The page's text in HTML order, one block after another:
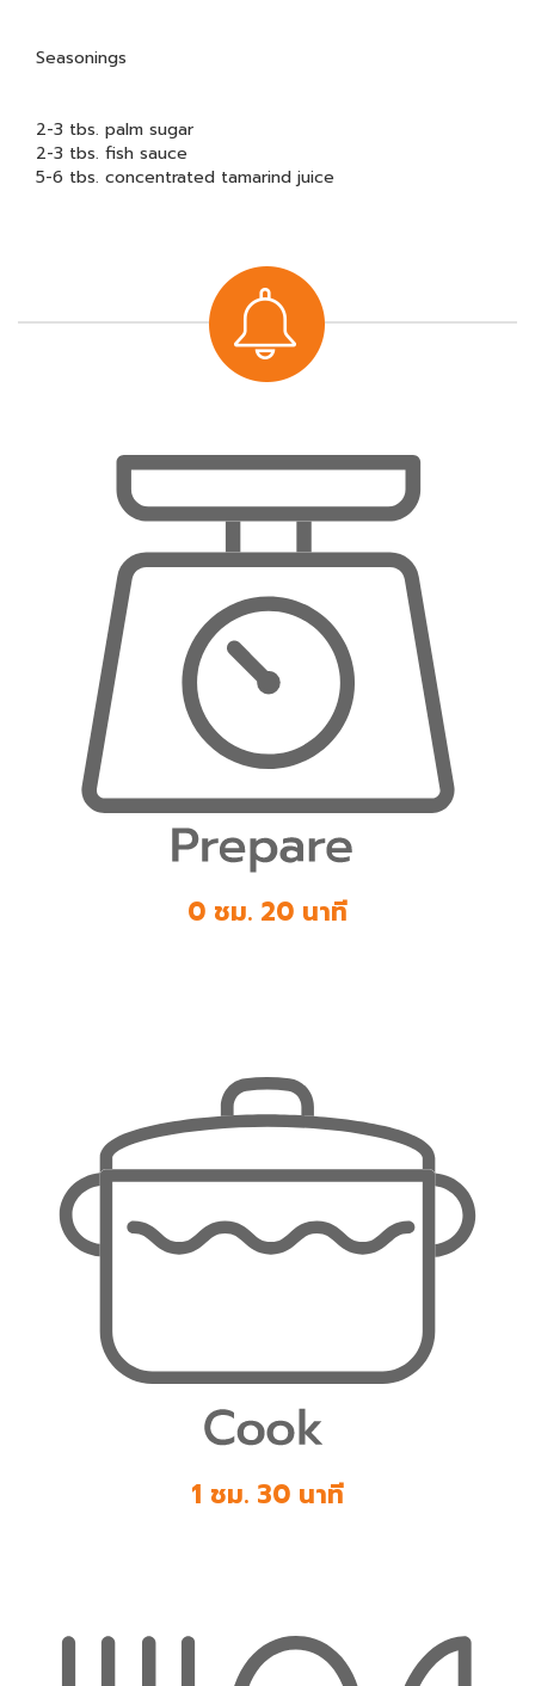
Seasonings
2-3 tbs. palm sugar
2-3 tbs. fish sauce
5-6 tbs. concentrated tamarind juice
0 ชม. 20 นาที
1 ชม. 30 นาที